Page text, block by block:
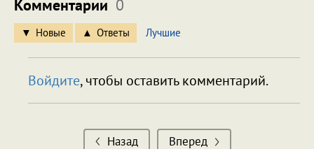
Комментарии 0
Новые Ответы Лучшие
Войдите, чтобы оставить комментарий.
Назад Вперед